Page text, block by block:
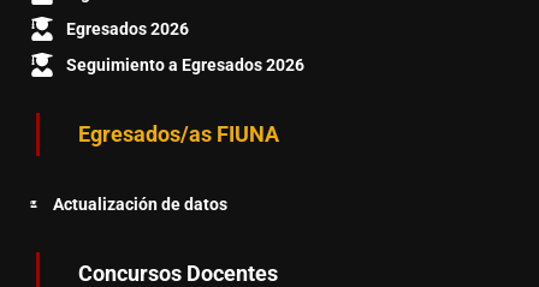
Egresados 2026
Seguimiento a Egresados 2026
Egresados/as FIUNA
Actualización de datos
Concursos Docentes